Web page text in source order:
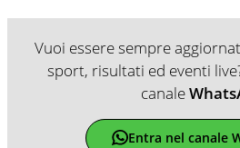
Vuoi essere sempre
sport, risultati ed eventi
canale
Entra nel canale